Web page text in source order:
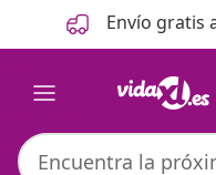
Anterior
Siguiente Envío gratis